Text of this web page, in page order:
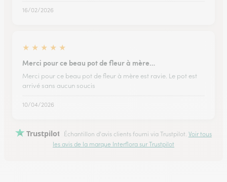
16/02/2026
★ ★ ★ ★ ★
Merci pour ce beau pot de fleur à mère…
Merci pour ce beau pot de fleur à mère est ravie. Le pot est
arrivé sans aucun soucis
10/04/2026
Trustpilot Échantillon d'avis clients fourni via Trustpilot. Voir tous
les avis de la marque Interflora sur Trustpilot